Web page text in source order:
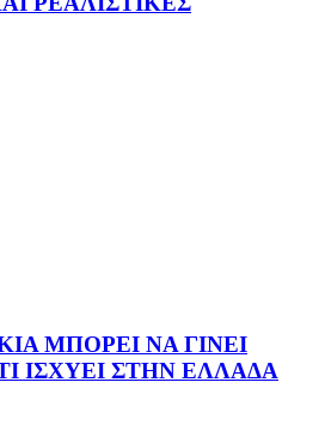
ΜΠΟΡΕΙ ΝΑ ΓΙΝΕΙ
ΙΣΧΥΕΙ ΣΤΗΝ ΕΛΛΑΔΑ